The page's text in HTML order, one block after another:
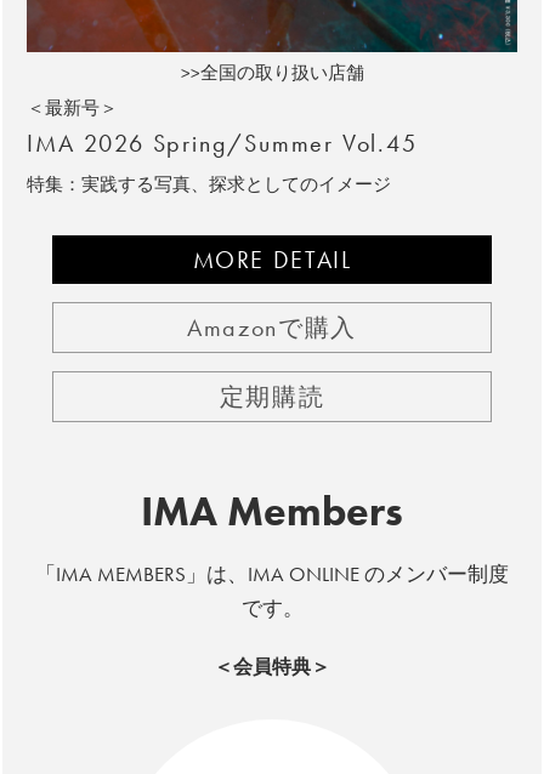
>>全国の取り扱い店舗
＜最新号＞
IMA 2026 Spring/Summer Vol.45
特集：実践する写真、探求としてのイメージ
MORE DETAIL
Amazonで購入
定期購読
IMA Members
「IMA MEMBERS」は、IMA ONLINE のメンバー制度
です。
＜会員特典＞